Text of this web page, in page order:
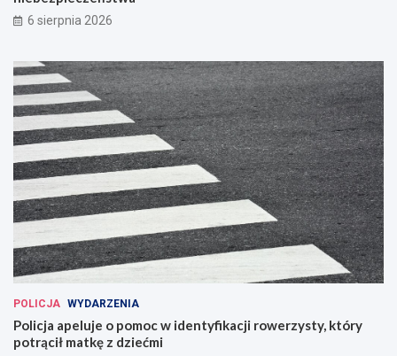
6 sierpnia 2026
POLICJA WYDARZENIA
Policja apeluje o pomoc w identyfikacji rowerzysty, który
potrącił matkę z dziećmi